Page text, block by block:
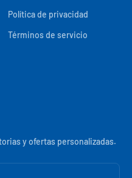
Política de privacidad
Términos de servicio
y ofertas personalizadas.